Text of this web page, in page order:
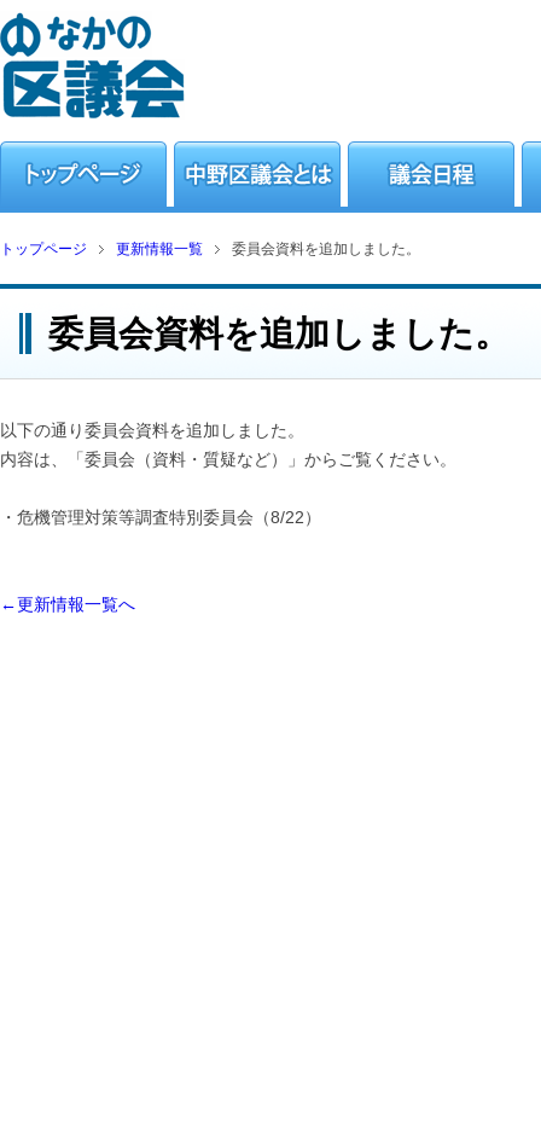
トップページ 更新情報一覧 委員会資料を追加しました。
委員会資料を追加しました。
以下の通り委員会資料を追加しました。
内容は、「委員会（資料・質疑など）」からご覧ください。
・危機管理対策等調査特別委員会（8/22）
←更新情報一覧へ